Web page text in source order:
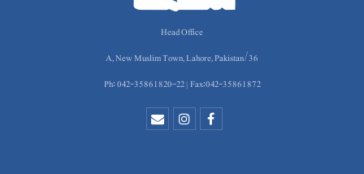
Head Office
36/A, New Muslim Town, Lahore, Pakistan
Ph: 042-35861820-22 | Fax:042-35861872